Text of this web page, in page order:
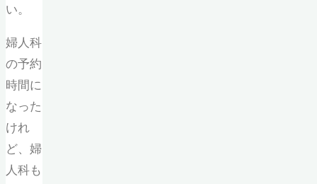
い。
婦人科
の予約
時間に
なった
けれ
ど、婦
人科も